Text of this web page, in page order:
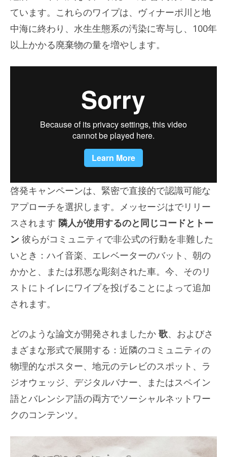
ています。これらのワイプは、ヴィナーポ川と地
中海に終わり、水生生態系の汚染に寄与し、100年
以上かかる廃棄物の量を増やします。
啓発キャンペーンは、緊密で直接的で認識可能な
アプローチを選択します。メッセージはでリリー
スされます 隣人が使用するのと同じコードとトー
ン 彼らがコミュニティで非公式の行動を非難した
いとき：ハイ音楽、エレベーターのバット、朝の
かかと、または邪悪な彫刻された車。今、そのリ
ストにトイレにワイプを投げることによって追加
されます。
どのような論文が開発されましたか 歌、およびさ
まざまな形式で展開する：近隣のコミュニティの
物理的なポスター、地元のテレビのスポット、ラ
ジオウェッジ、デジタルバナー、またはスペイン
語とバレンシア語の両方でソーシャルネットワー
クのコンテンツ。